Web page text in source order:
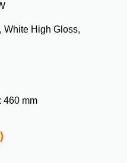
White High Gloss,
460 mm